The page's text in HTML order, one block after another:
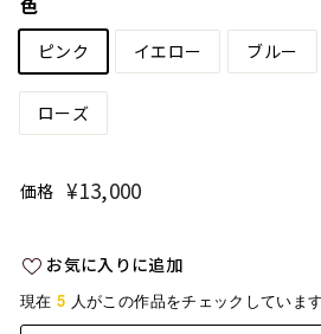
色
ピンク イエロー ブルー
ローズ
価格
通
格
¥13,000
お気に入りに追加
現在 5 人がこの作品をチェックしています